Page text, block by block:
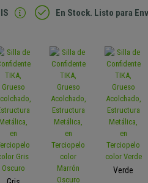
En Stock. Listo para
Verde